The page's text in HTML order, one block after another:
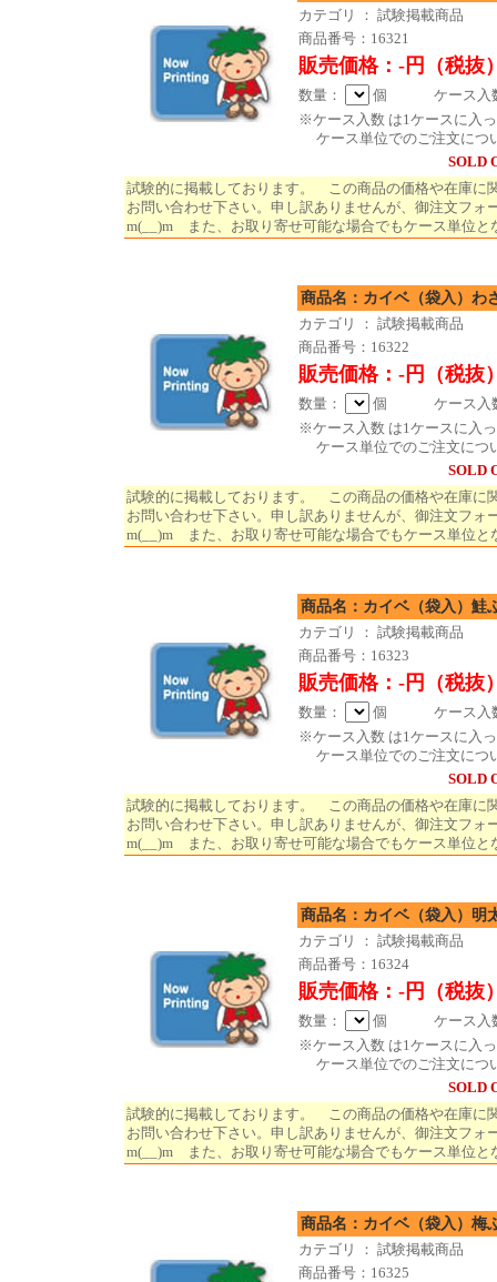
カテゴリ ： 試験掲載商品
商品番号：16321
販売価格：-円（税抜
数量：
個 ケース入数
※ケース入数 は1ケースに入
ケース単位でのご注文につ
SOLD
試験的に掲載しております。 この商品の価格や在庫に
お問い合わせ下さい。申し訳ありませんが、御注文フォ
m(__)m また、お取り寄せ可能な場合でもケース単位と
商品名：カイベ（袋入）
カテゴリ ： 試験掲載商品
商品番号：16322
販売価格：-円（税抜
数量：
個 ケース入数
※ケース入数 は1ケースに入
ケース単位でのご注文につ
SOLD
試験的に掲載しております。 この商品の価格や在庫に
お問い合わせ下さい。申し訳ありませんが、御注文フォ
m(__)m また、お取り寄せ可能な場合でもケース単位と
商品名：カイベ（袋入
カテゴリ ： 試験掲載商品
商品番号：16323
販売価格：-円（税抜
数量：
個 ケース入数
※ケース入数 は1ケースに入
ケース単位でのご注文につ
SOLD
試験的に掲載しております。 この商品の価格や在庫に
お問い合わせ下さい。申し訳ありませんが、御注文フォ
m(__)m また、お取り寄せ可能な場合でもケース単位と
商品名：カイベ（袋入）
カテゴリ ： 試験掲載商品
商品番号：16324
販売価格：-円（税抜
数量：
個 ケース入数
※ケース入数 は1ケースに入
ケース単位でのご注文につ
SOLD
試験的に掲載しております。 この商品の価格や在庫に
お問い合わせ下さい。申し訳ありませんが、御注文フォ
m(__)m また、お取り寄せ可能な場合でもケース単位と
商品名：カイベ（袋入
カテゴリ ： 試験掲載商品
商品番号：16325